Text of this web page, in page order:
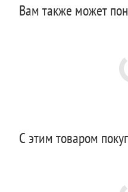
Вам также может
С этим товаром